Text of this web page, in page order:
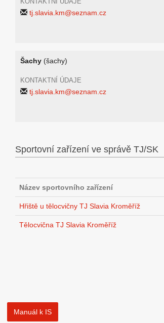
tj.slavia.km@seznam.cz
Šachy (šachy)
KONTAKTNÍ ÚDAJE
tj.slavia.km@seznam.cz
Sportovní zařízení ve správě TJ/SK
Název sportovního zařízení
Hřiště u tělocvičny TJ Slavia Kroměříž
Tělocvična TJ Slavia Kroměříž
Manuál k IS